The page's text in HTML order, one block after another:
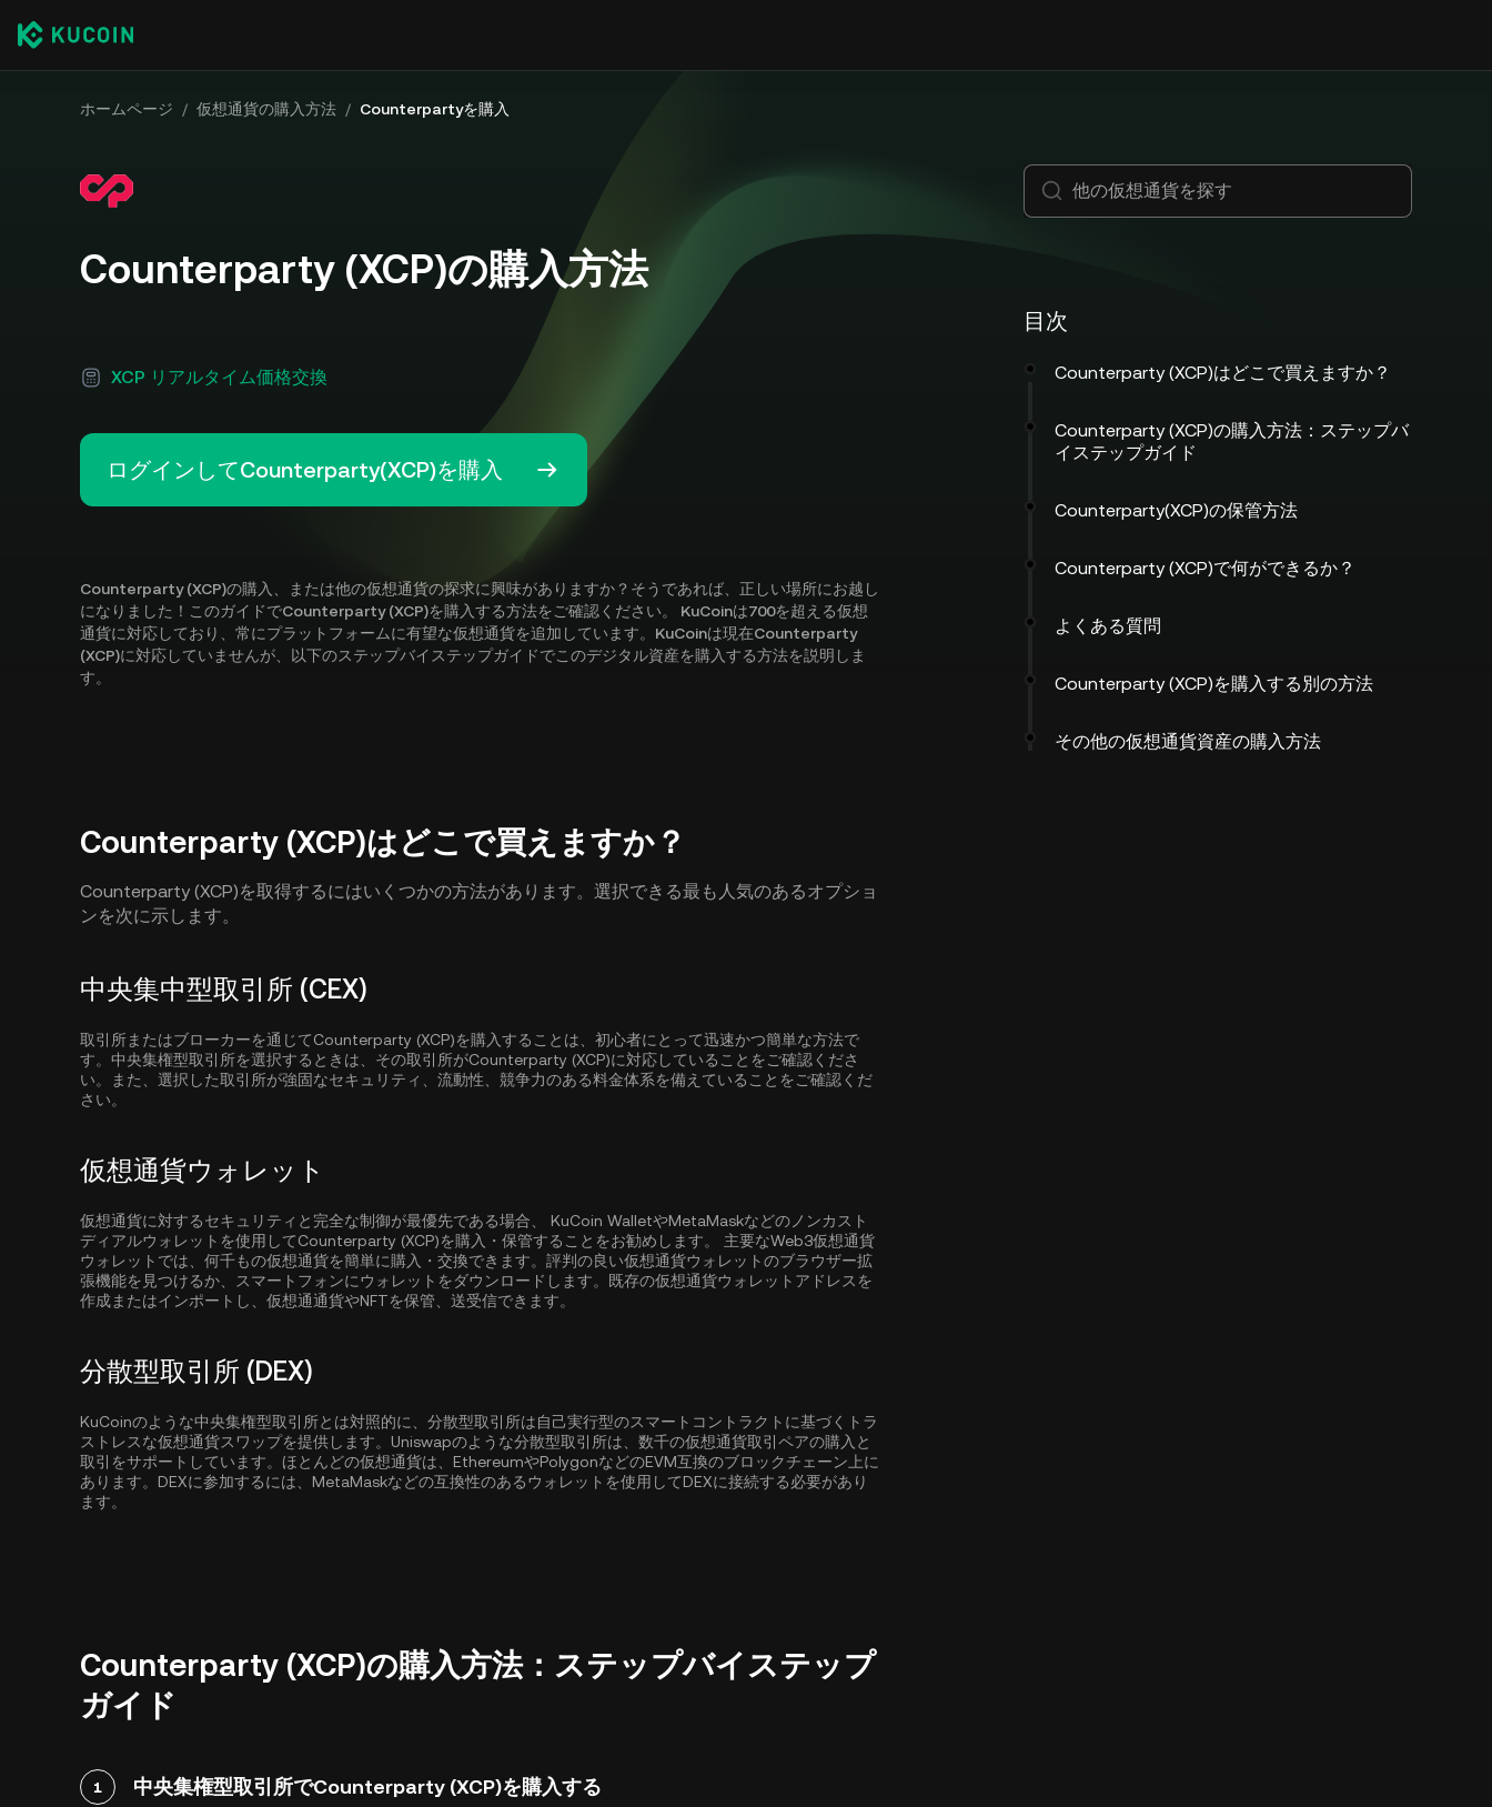
ホームページ / 仮想通貨の購入方法 / Counterpartyを購入
Counterparty (XCP)の購入方法
XCP リアルタイム価格交換
ログインしてCounterparty(XCP)を購入
Counterparty (XCP)の購入、または他の仮想通貨の探求に興味がありますか？そうであれば、正しい場所にお越し
になりました！このガイドでCounterparty (XCP)を購入する方法をご確認ください。 KuCoinは700を超える仮想
通貨に対応しており、常にプラットフォームに有望な仮想通貨を追加しています。KuCoinは現在Counterparty
(XCP)に対応していませんが、以下のステップバイステップガイドでこのデジタル資産を購入する方法を説明しま
す。
Counterparty (XCP)はどこで買えますか？
Counterparty (XCP)を取得するにはいくつかの方法があります。選択できる最も人気のあるオプショ
ンを次に示します。
中央集中型取引所 (CEX)
取引所またはブローカーを通じてCounterparty (XCP)を購入することは、初心者にとって迅速かつ簡単な方法で
す。中央集権型取引所を選択するときは、その取引所がCounterparty (XCP)に対応していることをご確認くださ
い。また、選択した取引所が強固なセキュリティ、流動性、競争力のある料金体系を備えていることをご確認くだ
さい。
仮想通貨ウォレット
仮想通貨に対するセキュリティと完全な制御が最優先である場合、 KuCoin WalletやMetaMaskなどのノンカスト
ディアルウォレットを使用してCounterparty (XCP)を購入・保管することをお勧めします。 主要なWeb3仮想通貨
ウォレットでは、何千もの仮想通貨を簡単に購入・交換できます。評判の良い仮想通貨ウォレットのブラウザー拡
張機能を見つけるか、スマートフォンにウォレットをダウンロードします。既存の仮想通貨ウォレットアドレスを
作成またはインポートし、仮想通通貨やNFTを保管、送受信できます。
分散型取引所 (DEX)
KuCoinのような中央集権型取引所とは対照的に、分散型取引所は自己実行型のスマートコントラクトに基づくトラ
ストレスな仮想通貨スワップを提供します。Uniswapのような分散型取引所は、数千の仮想通貨取引ペアの購入と
取引をサポートしています。ほとんどの仮想通貨は、 EthereumやPolygonなどのEVM互換のブロックチェーン上に
あります。DEXに参加するには、MetaMaskなどの互換性のあるウォレットを使用してDEXに接続する必要があり
ます。
Counterparty (XCP)の購入方法：ステップバイステップ
ガイド
1 中央集権型取引所でCounterparty (XCP)を購入する
目次
Counterparty (XCP)はどこで買えますか？
Counterparty (XCP)の購入方法：ステップバ
イステップガイド
Counterparty(XCP)の保管方法
Counterparty (XCP)で何ができるか？
よくある質問
Counterparty (XCP)を購入する別の方法
その他の仮想通貨資産の購入方法